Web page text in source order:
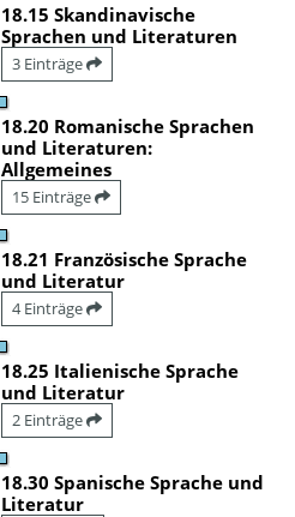
18.15 Skandinavische
Sprachen und Literaturen
3 Einträge
18.20 Romanische Sprachen
und Literaturen:
Allgemeines
15 Einträge
18.21 Französische Sprache
und Literatur
4 Einträge
18.25 Italienische Sprache
und Literatur
2 Einträge
18.30 Spanische Sprache und
Literatur